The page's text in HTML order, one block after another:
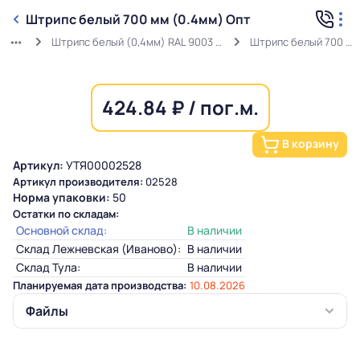
Штрипс белый 700 мм (0.4мм) Опт
Штрипс белый (0,4мм) RAL 9003 ГОСТ в защитной пленке Штрипс белый 700 мм (0.4мм) Опт
424.84 ₽ / пог.м.
В корзину
Артикул: УТЯ00002528
Артикул производителя: 02528
Норма упаковки: 50
Остатки по складам:
Основной склад:
В наличии
Склад Лежневская (Иваново): В наличии
Склад Тула:
В наличии
Планируемая дата производства: 10.08.2026
Файлы